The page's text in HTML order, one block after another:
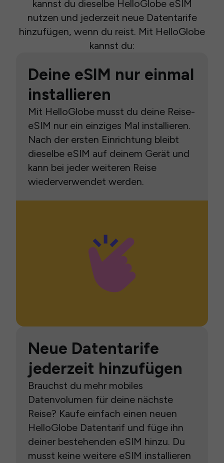
kannst du dieselbe HelloGlobe eSIM
nutzen und jederzeit neue Datentarife
hinzufügen, wenn du reist. Mit HelloGlobe
kannst du:
Deine eSIM nur einmal
installieren
Mit HelloGlobe musst du deine Reise-
eSIM nur ein einziges Mal installieren.
Nach der ersten Einrichtung bleibt
dieselbe eSIM auf deinem Gerät und
kann bei jeder weiteren Reise
wiederverwendet werden.
Neue Datentarife
jederzeit hinzufügen
Brauchst du mehr mobiles
Datenvolumen für deine nächste
Reise? Kaufe einfach einen neuen
HelloGlobe Datentarif und füge ihn
deiner bestehenden eSIM hinzu. Du
musst keine weitere eSIM installieren